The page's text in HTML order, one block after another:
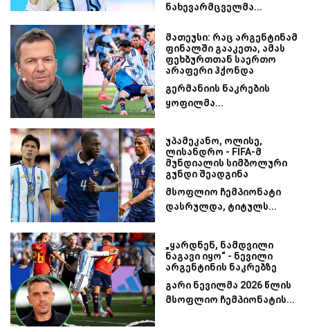
ნახევარმცველმა...
მათეუსი: რაც არგენტინამ
ფინალში გააკეთა, ამას
ფეხბურთთან საერთო
არაფერი ჰქონდა
გერმანიის ნაკრების
ყოფილმა...
უპამეკანო, ოლისე,
ლისანდრო - FIFA-მ
მუნდიალის სიმბოლური
გუნდი შეადგინა
მსოფლიო ჩემპიონატი
დასრულდა, ტიტულს...
„ყარდნენ, ნამდვილი
ნაგავი იყო“ - ნევილი
არგენტინის ნაკრებზე
გარი ნევილმა 2026 წლის
მსოფლიო ჩემპიონატის...